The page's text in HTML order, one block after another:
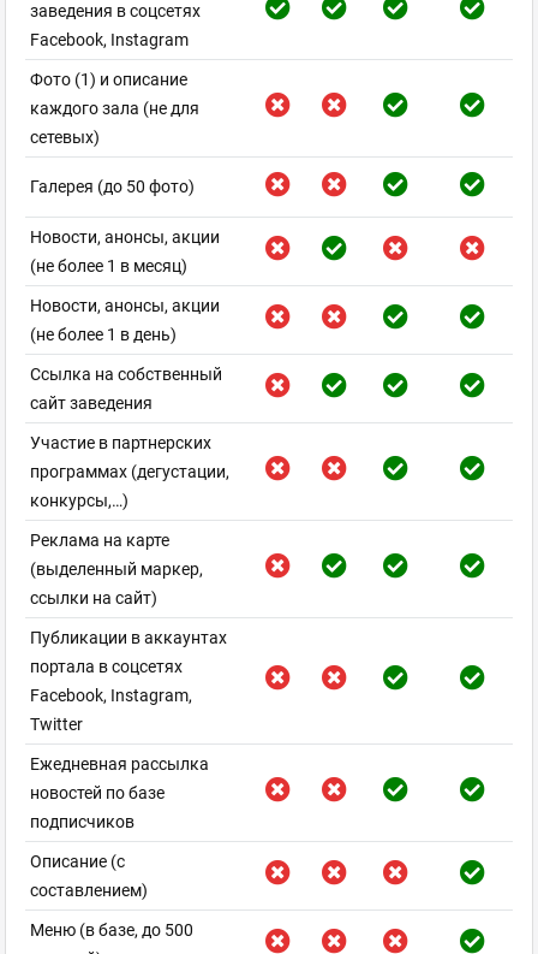
заведения в соцсетях
Facebook, Instagram
Фото (1) и описание
каждого зала (не для
сетевых)
Галерея (до 50 фото)
Новости, анонсы, акции
(не более 1 в месяц)
Новости, анонсы, акции
(не более 1 в день)
Ссылка на собственный
сайт заведения
Участие в партнерских
программах (дегустации,
конкурсы,…)
Реклама на карте
(выделенный маркер,
ссылки на сайт)
Публикации в аккаунтах
портала в соцсетях
Facebook, Instagram,
Twitter
Ежедневная рассылка
новостей по базе
подписчиков
Описание (с
составлением)
Меню (в базе, до 500